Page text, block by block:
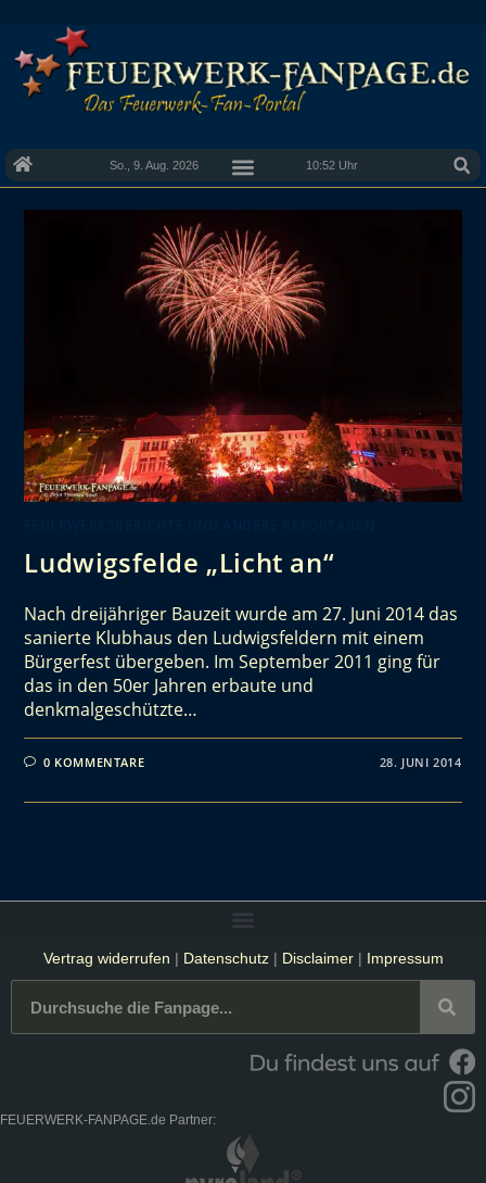
So., 9. Aug. 2026 10:52 Uhr
Ludwigsfelde „Licht an“
Nach dreijähriger Bauzeit wurde am 27. Juni 2014 das
sanierte Klubhaus den Ludwigsfeldern mit einem
Bürgerfest übergeben. Im September 2011 ging für
das in den 50er Jahren erbaute und
denkmalgeschützte…
0 KOMMENTARE 28. JUNI 2014
Vertrag widerrufen | Datenschutz| Disclaimer| Impressum
FEUERWERK-FANPAGE.de Partner: